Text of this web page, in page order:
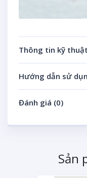
Thông tin kỹ thuật
Hướng dẫn sử
Đánh giá (0)
Sản